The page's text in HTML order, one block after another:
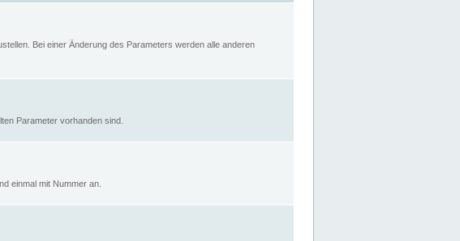
Bei einer Änderung des Parameters werden alle anderen
Parameter vorhanden sind.
einmal mit Nummer an.